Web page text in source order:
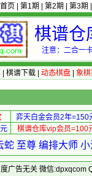
页 第1期 第2期 第3期
棋谱仓
注意：二合一
| 棋谱下载| 动态棋盘| 象
弈天白金会员2年=150
棋谱仓库vip会员=100
蛇 至尊 编排大师
广告无关 微信:dpxqcom